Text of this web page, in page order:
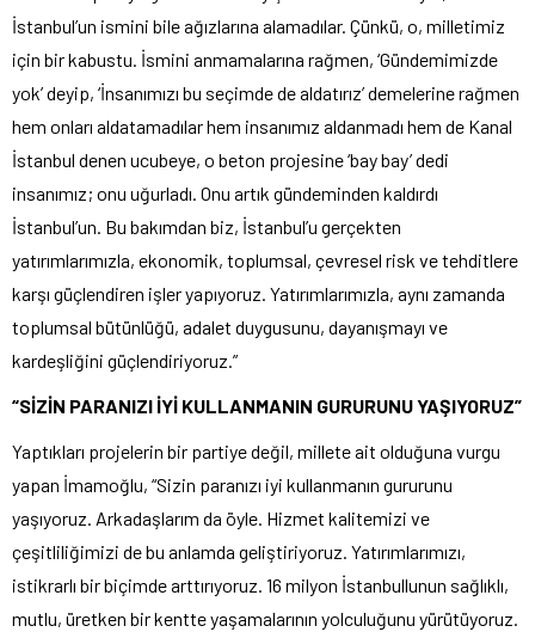
İstanbul’un ismini bile ağızlarına alamadılar. Çünkü, o, milletimiz
için bir kabustu. İsmini anmamalarına rağmen, ‘Gündemimizde
yok’ deyip, ‘İnsanımızı bu seçimde de aldatırız’ demelerine rağmen
hem onları aldatamadılar hem insanımız aldanmadı hem de Kanal
İstanbul denen ucubeye, o beton projesine ‘bay bay’ dedi
insanımız; onu uğurladı. Onu artık gündeminden kaldırdı
İstanbul’un. Bu bakımdan biz, İstanbul’u gerçekten
yatırımlarımızla, ekonomik, toplumsal, çevresel risk ve tehditlere
karşı güçlendiren işler yapıyoruz. Yatırımlarımızla, aynı zamanda
toplumsal bütünlüğü, adalet duygusunu, dayanışmayı ve
kardeşliğini güçlendiriyoruz.”
“SİZİN PARANIZI İYİ KULLANMANIN GURURUNU YAŞIYORUZ”
Yaptıkları projelerin bir partiye değil, millete ait olduğuna vurgu
yapan İmamoğlu, “Sizin paranızı iyi kullanmanın gururunu
yaşıyoruz. Arkadaşlarım da öyle. Hizmet kalitemizi ve
çeşitliliğimizi de bu anlamda geliştiriyoruz. Yatırımlarımızı,
istikrarlı bir biçimde arttırıyoruz. 16 milyon İstanbullunun sağlıklı,
mutlu, üretken bir kentte yaşamalarının yolculuğunu yürütüyoruz.